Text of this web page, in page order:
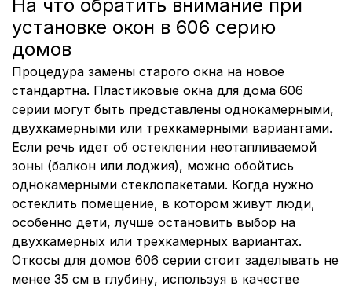
На что обратить внимание при
установке окон в 606 серию
домов
Процедура замены старого окна на новое
стандартна. Пластиковые окна для дома 606
серии могут быть представлены однокамерными,
двухкамерными или трехкамерными вариантами.
Если речь идет об остеклении неотапливаемой
зоны (балкон или лоджия), можно обойтись
однокамерными стеклопакетами. Когда нужно
остеклить помещение, в котором живут люди,
особенно дети, лучше остановить выбор на
двухкамерных или трехкамерных вариантах.
Откосы для домов 606 серии стоит заделывать не
менее 35 см в глубину, используя в качестве